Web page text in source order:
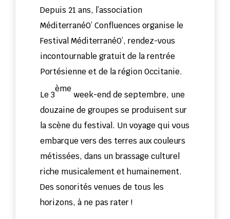
Depuis 21 ans, l’association
MéditerranéO’ Confluences organise le
Festival MéditerranéO’, rendez-vous
incontournable gratuit de la rentrée
Portésienne et de la région Occitanie.
Le 3
ème
week-end de septembre, une
douzaine de groupes se produisent sur
la scène du festival. Un voyage qui vous
embarque vers des terres aux couleurs
métissées, dans un brassage culturel
riche musicalement et humainement.
Des sonorités venues de tous les
horizons, à ne pas rater !